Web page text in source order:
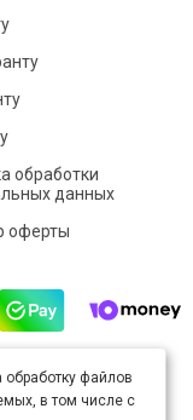
обработки
данных
оферты
полицензии Creative
4.0
файлов
в том числе с